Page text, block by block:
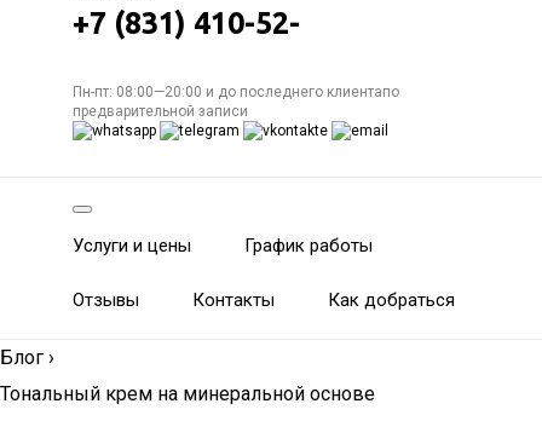
+7 (831) 410-52-
Пн-пт: 08:00—20:00 и до последнего клиентапо
предварительной записи
Услуги и цены График работы
Отзывы Контакты Как добраться
Блог ›
Тональный крем на минеральной основе